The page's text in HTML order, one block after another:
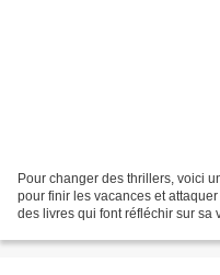
Pour changer des thrillers, voici
pour finir les vacances et
des livres qui font réfléchir sur sa